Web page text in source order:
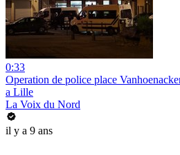
0:33
Operation de police place
a Lille
La Voix du Nord
il y a 9 ans